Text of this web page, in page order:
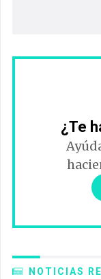
¿Te
NOTICIAS